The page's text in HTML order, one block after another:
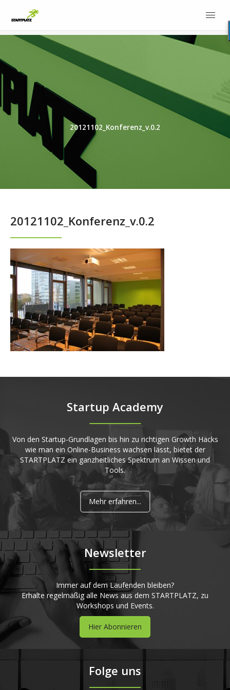
20121102_Konferenz_v.0.2
20121102_Konferenz_v.0.2
Startup Academy
Von den Startup-Grundlagen bis hin zu richtigen Growth Hacks
wie man ein Online-Business wachsen lässt, bietet der
STARTPLATZ ein ganzheitliches Spektrum an Wissen und
Tools.
Mehr erfahren...
Newsletter
Immer auf dem Laufenden bleiben?
Erhalte regelmäßig alle News aus dem STARTPLATZ, zu
Workshops und Events.
Hier Abonnieren
Folge uns